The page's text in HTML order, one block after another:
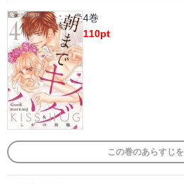
4巻
110pt
この巻のあらすじを